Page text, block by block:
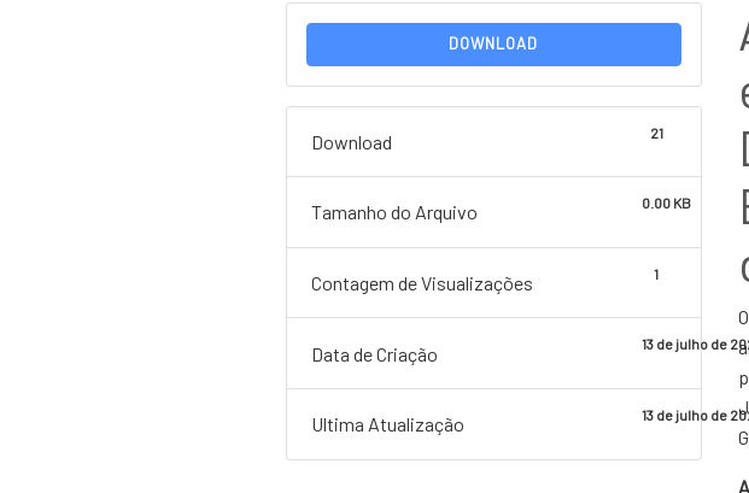
DOWNLOAD
Download 21
Tamanho do Arquivo 0.00 KB
Contagem de Visualizações 1
Data de Criação 13 de julho de
Ultima Atualização 13 de julho de